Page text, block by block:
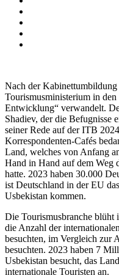
Nach der
Tourismusministerium in
Entwicklung“ verwandelt.
Shadiev, der die Befugnisse
seiner Rede auf der ITB
Korrespondenten-Cafés
Land, welches von Anfang
Hand in Hand auf dem Weg
hatte. 2023 haben 30.000
ist Deutschland in der EU
Usbekistan kommen.
Die Tourismusbranche blüht
die Anzahl der
besuchten, im Vergleich zur
besuchten. 2023 haben 7
Usbekistan besucht, das
internationale Touristen an.